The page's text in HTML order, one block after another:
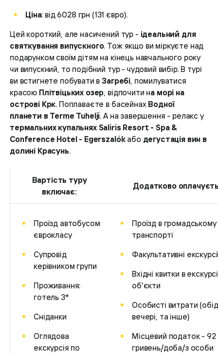
Ціна: від 6028 грн (131 євро).
Цей короткий, але насичений тур - ідеальний для
святкування випускного. Тож якщо ви міркуєте над
подарунком своїм дітям на кінець навчального року
чи випускний, то подібний тур - чудовий вибір. В турі
ви встигнете побувати вЗагребі, помилуватися
красою Плітвіцьких озер, відпочити на морі на
острові Крк. Поплаваєте в басейнах Водної
планети в Terme Tuhelji. А на завершення - релакс у
термальних купальнях Saliris Resort - Spa &
Conference Hotel - Egerszalók або дегустація вин в
долині Красунь.
Вартість туру
включає:
Додатково
Проїзд автобусом
єврокласу
Супровід
керівником групи
Проживання:
готель 3*
Сніданки
Оглядова
екскурсія по
Проїзд в громадському
транспорті
Факультативні
Вхідні квитки в
об'єкти
Особисті витрати
вечері, та інше)
Місцевий податок - 92
гривень/доба/з особи